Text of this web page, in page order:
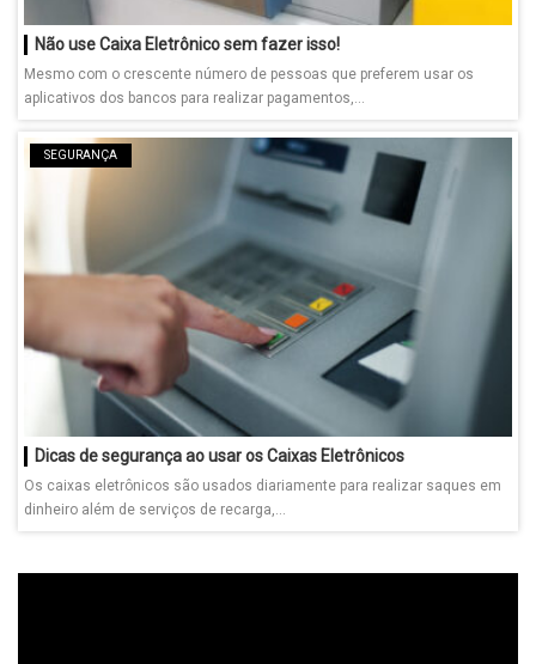
Não use Caixa Eletrônico sem fazer isso!
Mesmo com o crescente número de pessoas que preferem usar os
aplicativos dos bancos para realizar pagamentos,...
SEGURANÇA
Dicas de segurança ao usar os Caixas Eletrônicos
Os caixas eletrônicos são usados diariamente para realizar saques em
dinheiro além de serviços de recarga,...